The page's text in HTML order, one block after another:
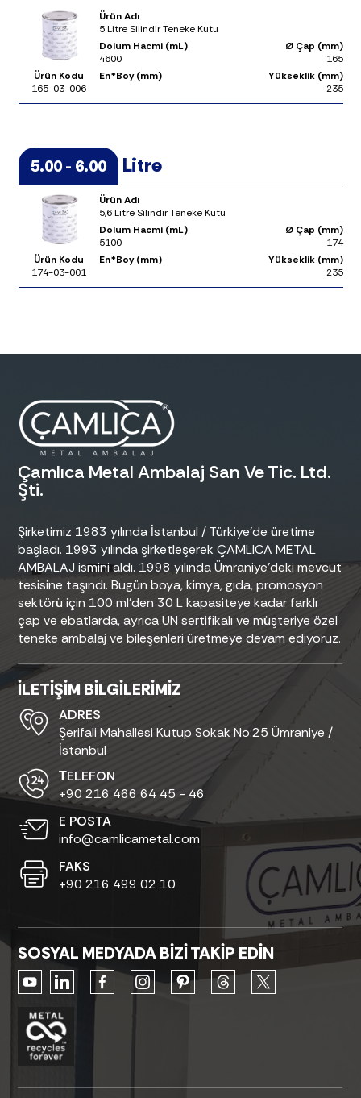
Ürün Adı
5 Litre Silindir Teneke Kutu
Dolum Hacmi (mL)
4600
Ø Çap (mm)
165
Ürün Kodu
165-03-006
En*Boy (mm)
Yükseklik (mm)
235
5.00 - 6.00 Litre
Ürün Adı
5,6 Litre Silindir Teneke Kutu
Dolum Hacmi (mL)
5100
Ø Çap (mm)
174
Ürün Kodu
174-03-001
En*Boy (mm)
Yükseklik (mm)
235
Çamlıca Metal Ambalaj San Ve Tic. Ltd.
Şti.
Şirketimiz 1983 yılında İstanbul / Türkiye’de üretime
başladı. 1993 yılında şirketleşerek ÇAMLICA METAL
AMBALAJ ismini aldı. 1998 yılında Ümraniye’deki mevcut
tesisine taşındı. Bugün boya, kimya, gıda, promosyon
sektörü için 100 ml’den 30 L kapasiteye kadar farklı
çap ve ebatlarda, ayrıca UN sertifikalı ve müşteriye özel
teneke ambalaj ve bileşenleri üretmeye devam ediyoruz.
İLETİŞİM BİLGİLERİMİZ
ADRES
Şerifali Mahallesi Kutup Sokak No:25 Ümraniye /
İstanbul
ТELEFON
+90 216 466 64 45 - 46
E POSTA
info@camlicametal.com
FAKS
+90 216 499 02 10
SOSYAL MEDYADA BİZİ TAKİP EDİN